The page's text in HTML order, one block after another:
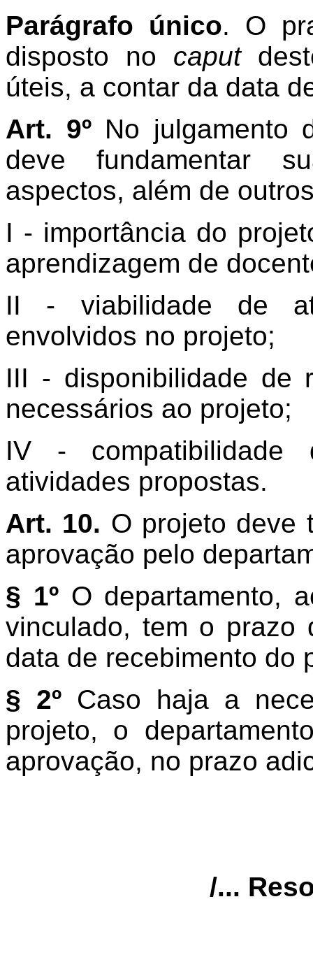
Parágrafo único. O
disposto no caput
úteis, a contar da data
Art. 9ºNo julgamento
deve fundamentar
aspectos, além de
I - importância do
aprendizagem de
II - viabilidade de
envolvidos no projeto;
III - disponibilidade de
necessários ao projeto;
IV -
atividades propostas.
Art. 10. O projeto deve
aprovação pelo
§ 1ºO departamento,
vinculado, tem o
data de recebimento do
§ 2º Caso haja a
projeto, o
aprovação, no prazo
/...